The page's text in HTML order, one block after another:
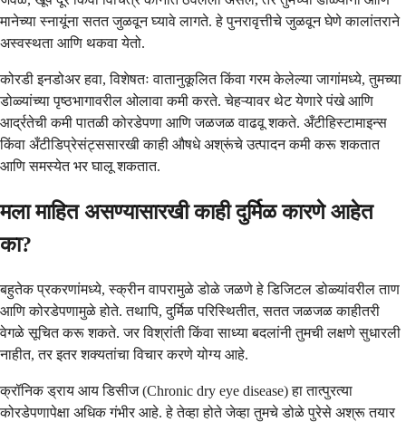
मानेच्या स्नायूंना सतत जुळवून घ्यावे लागते. हे पुनरावृत्तीचे जुळवून घेणे कालांतराने
अस्वस्थता आणि थकवा येतो.
कोरडी इनडोअर हवा, विशेषतः वातानुकूलित किंवा गरम केलेल्या जागांमध्ये, तुमच्या
डोळ्यांच्या पृष्ठभागावरील ओलावा कमी करते. चेहऱ्यावर थेट येणारे पंखे आणि
आर्द्रतेची कमी पातळी कोरडेपणा आणि जळजळ वाढवू शकते. अँटीहिस्टामाइन्स
किंवा अँटीडिप्रेसंट्ससारखी काही औषधे अश्रूंचे उत्पादन कमी करू शकतात
आणि समस्येत भर घालू शकतात.
मला माहित असण्यासारखी काही दुर्मिळ कारणे आहेत
का?
बहुतेक प्रकरणांमध्ये, स्क्रीन वापरामुळे डोळे जळणे हे डिजिटल डोळ्यांवरील ताण
आणि कोरडेपणामुळे होते. तथापि, दुर्मिळ परिस्थितीत, सतत जळजळ काहीतरी
वेगळे सूचित करू शकते. जर विश्रांती किंवा साध्या बदलांनी तुमची लक्षणे सुधारली
नाहीत, तर इतर शक्यतांचा विचार करणे योग्य आहे.
क्रॉनिक ड्राय आय डिसीज (Chronic dry eye disease) हा तात्पुरत्या
कोरडेपणापेक्षा अधिक गंभीर आहे. हे तेव्हा होते जेव्हा तुमचे डोळे पुरेसे अश्रू तयार